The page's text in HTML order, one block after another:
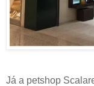
Já a petshop